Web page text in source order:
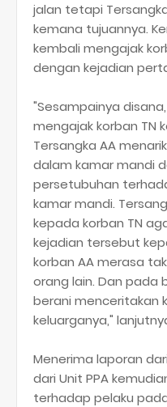
jalan tetapi
kemana tujuannya.
kembali mengajak
dengan kejadian
"Sesampainya
mengajak korban TN
Tersangka AA
dalam kamar mandi
persetubuhan
kamar mandi.
kepada korban TN
kejadian tersebut
korban AA merasa
orang lain. Dan pada
berani menceritakan
keluarganya,"
Menerima laporan
dari Unit PPA
terhadap pelaku pada